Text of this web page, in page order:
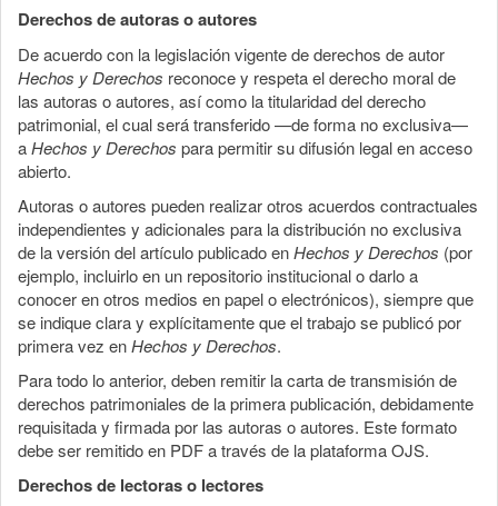
Derechos de autoras o autores
De acuerdo con la legislación vigente de derechos de autor
Hechos y Derechos reconoce y respeta el derecho moral de
las autoras o autores, así como la titularidad del derecho
patrimonial, el cual será transferido —de forma no exclusiva—
aHechos y Derechos para permitir su difusión legal en acceso
abierto.
Autoras o autores pueden realizar otros acuerdos contractuales
independientes y adicionales para la distribución no exclusiva
de la versión del artículo publicado enHechos y Derechos (por
ejemplo, incluirlo en un repositorio institucional o darlo a
conocer en otros medios en papel o electrónicos), siempre que
se indique clara y explícitamente que el trabajo se publicó por
primera vez enHechos y Derechos.
Para todo lo anterior, deben remitir la carta de transmisión de
derechos patrimoniales de la primera publicación, debidamente
requisitada y firmada por las autoras o autores. Este formato
debe ser remitido en PDF a través de la plataforma OJS.
Derechos de lectoras o lectores